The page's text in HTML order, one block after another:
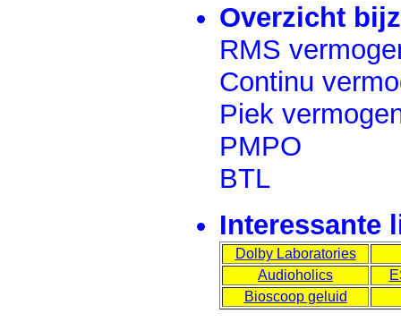
Overzicht
RMS
Continu
Piek
PMPO
BTL
Interessante
Dolby Laboratories
Audioholics
Bioscoop geluid